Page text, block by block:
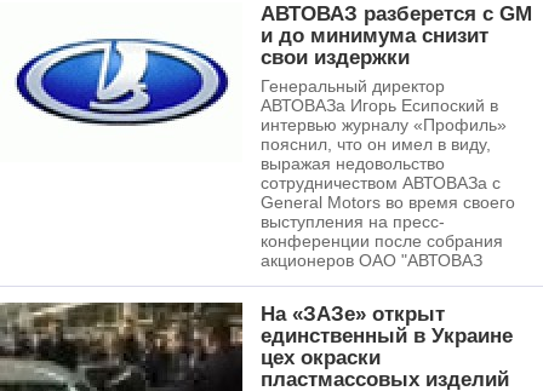
АВТОВАЗ разберется с GM
и до минимума снизит
свои издержки
Генеральный директор
АВТОВАЗа Игорь Есипоский в
интервью журналу «Профиль»
пояснил, что он имел в виду,
выражая недовольство
сотрудничеством АВТОВАЗа с
General Motors во время своего
выступления на пресс-
конференции после собрания
акционеров ОАО "АВТОВАЗ
На «ЗАЗе» открыт
единственный в Украине
цех окраски
пластмассовых изделий